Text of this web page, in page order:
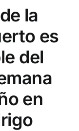
la
es
del
en